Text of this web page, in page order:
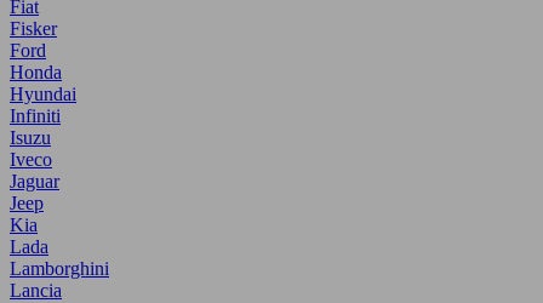
Fiat
Fisker
Ford
Honda
Hyundai
Infiniti
Isuzu
Iveco
Jaguar
Jeep
Kia
Lada
Lamborghini
Lancia